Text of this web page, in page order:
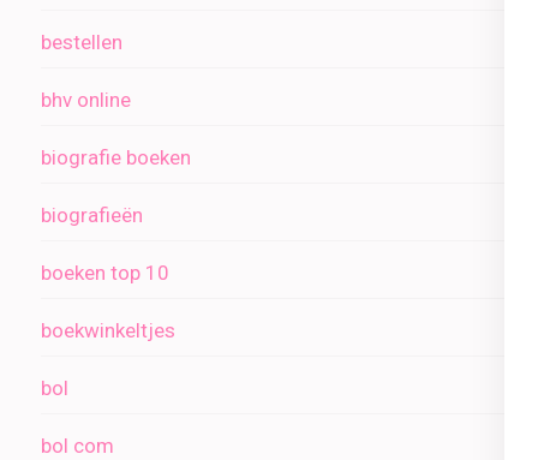
bestellen
bhv online
biografie boeken
biografieën
boeken top 10
boekwinkeltjes
bol
bol com